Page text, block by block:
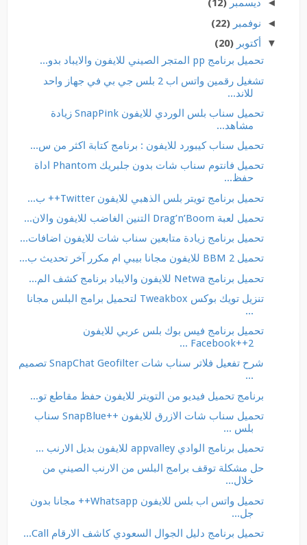
◄ ديسمبر (12)
◄ نوفمبر (22)
▼ أكتوبر (20)
تحميل برنامج pp المتجر الصيني للايفون والايباد بدو...
تشغيل رقمين واتس اب 2 بلس جي بي في جهاز واحد
للاند...
تحميل سناب بلس الوردي للايفون SnapPink زيادة
مشاهد...
تحميل سناب كيبورد للايفون : برنامج كتابة اكثر من س...
تحميل فانتوم سناب شات بدون جلبريك Phantom اداة
حفظ...
تحميل برنامج تويتر بلس الذهبي للايفون Twitter++ ب...
تحميل لعبة Drag’n’Boom التنين الغاضب للايفون والان...
تحميل برنامج زيادة متابعين سناب شات للايفون اضافات...
تحميل BBM 2 للايفون مجانا بيبي ام مكرر آخر تحديث ب...
تحميل برنامج Netwa للايفون والايباد برنامج كشف الم...
تنزيل تويك بوكس Tweakbox لتحميل برامج البلس مجانا
...
تحميل برنامج فيس بوك بلس عربي للايفون
Facebook++2 ...
شرح تفعيل فلاتر سناب شات SnapChat Geofilter تصميم
...
برنامج تحميل فيديو من التويتر للايفون حفظ مقاطع تو...
تحميل سناب شات الازرق للايفون ++SnapBlue سناب
بلس ...
تحميل برنامج الوادي appvalley للايفون بديل الارنب ...
حل مشكلة توقف برامج البلس من الارنب الصيني من
خلال...
تحميل واتس اب بلس للايفون Whatsapp++ مجانا بدون
جل...
تحميل برنامج دليل الجوال السعودي كاشف الارقام Call...